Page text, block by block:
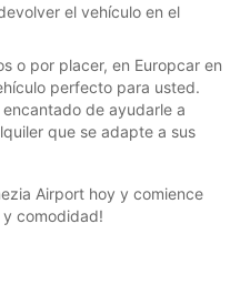
el vehículo en el
o por placer, en Europcar en
perfecto para usted.
de ayudarle a
que se adapte a sus
Airport hoy y comience
y comodidad!